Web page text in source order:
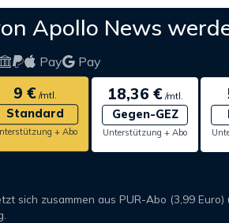
Apollo News
Pay Pay
9 € /mtl.
Standard
+ Abo
18,36 €/mtl.
Gegen-GEZ
Unterstützung + Abo
sich zusammen aus PUR-Abo (3,99 Euro)